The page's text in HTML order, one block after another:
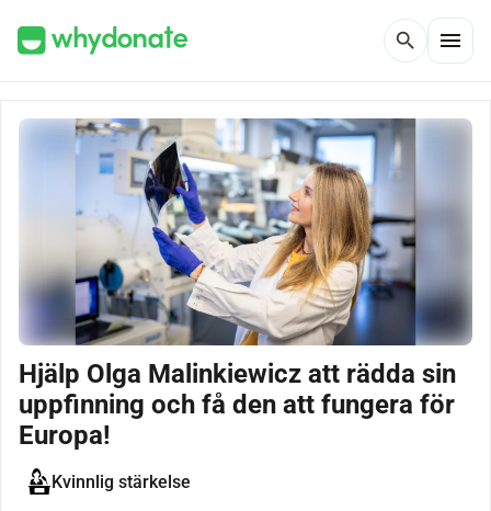
search menu
Hjälp Olga Malinkiewicz att rädda sin
uppfinning och få den att fungera för
Europa!
Kvinnlig stärkelse